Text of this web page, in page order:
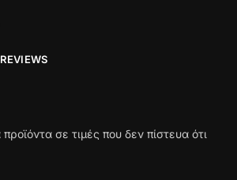
προϊόντα σε τιμές που δεν πίστευα ότι